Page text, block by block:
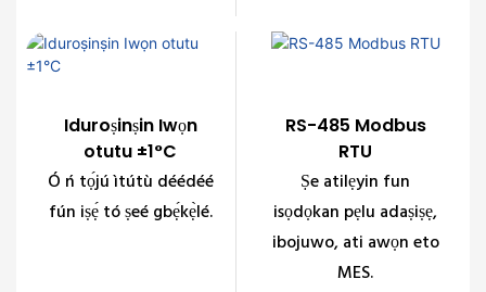
Iduroṣinṣin Iwọn
otutu ±1°C
Ó ń tọ́jú ìtútù déédéé
fún iṣẹ́ tó ṣeé gbẹ́kẹ̀lé.
RS-485 Modbus
RTU
Ṣe atilẹyin fun
isọdọkan pẹlu adaṣiṣẹ,
ibojuwo, ati awọn eto
MES.